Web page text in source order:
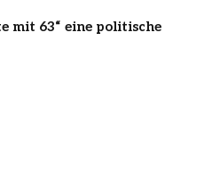
mit 63“ eine politische